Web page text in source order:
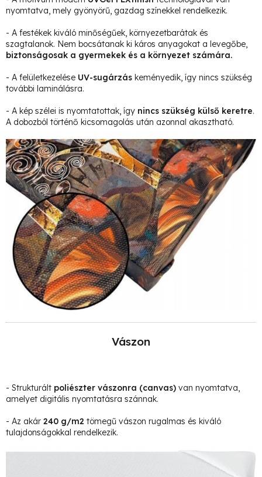
nyomtatva, mely gyönyörű, gazdag színekkel rendelkezik.
- A festékek kiváló minőségűek, környezetbarátak és
szagtalanok. Nem bocsátanak ki káros anyagokat a levegőbe,
biztonságosak a gyermekek és a környezet számára.
- A felületkezelése UV-sugárzás keményedik, így nincs szükség
további laminálásra.
- A kép szélei is nyomtatottak, így nincs szükség külső keretre.
A dobozból történő kicsomagolás után azonnal akasztható.
Vászon
- Strukturált poliészter vászonra (canvas) van nyomtatva,
amelyet digitális nyomtatásra szánnak.
- Az akár 240 g/m2 tömegű vászon rugalmas és kiváló
tulajdonságokkal rendelkezik.